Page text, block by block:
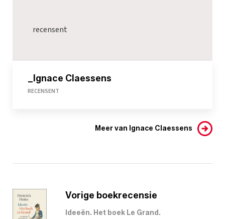
recensent
_Ignace Claessens
RECENSENT
Meer van Ignace Claessens
Vorige boekrecensie
Ideeën. Het boek Le Grand.